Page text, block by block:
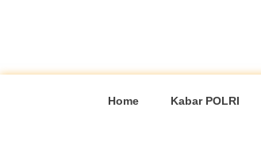
Home Kabar POLRI